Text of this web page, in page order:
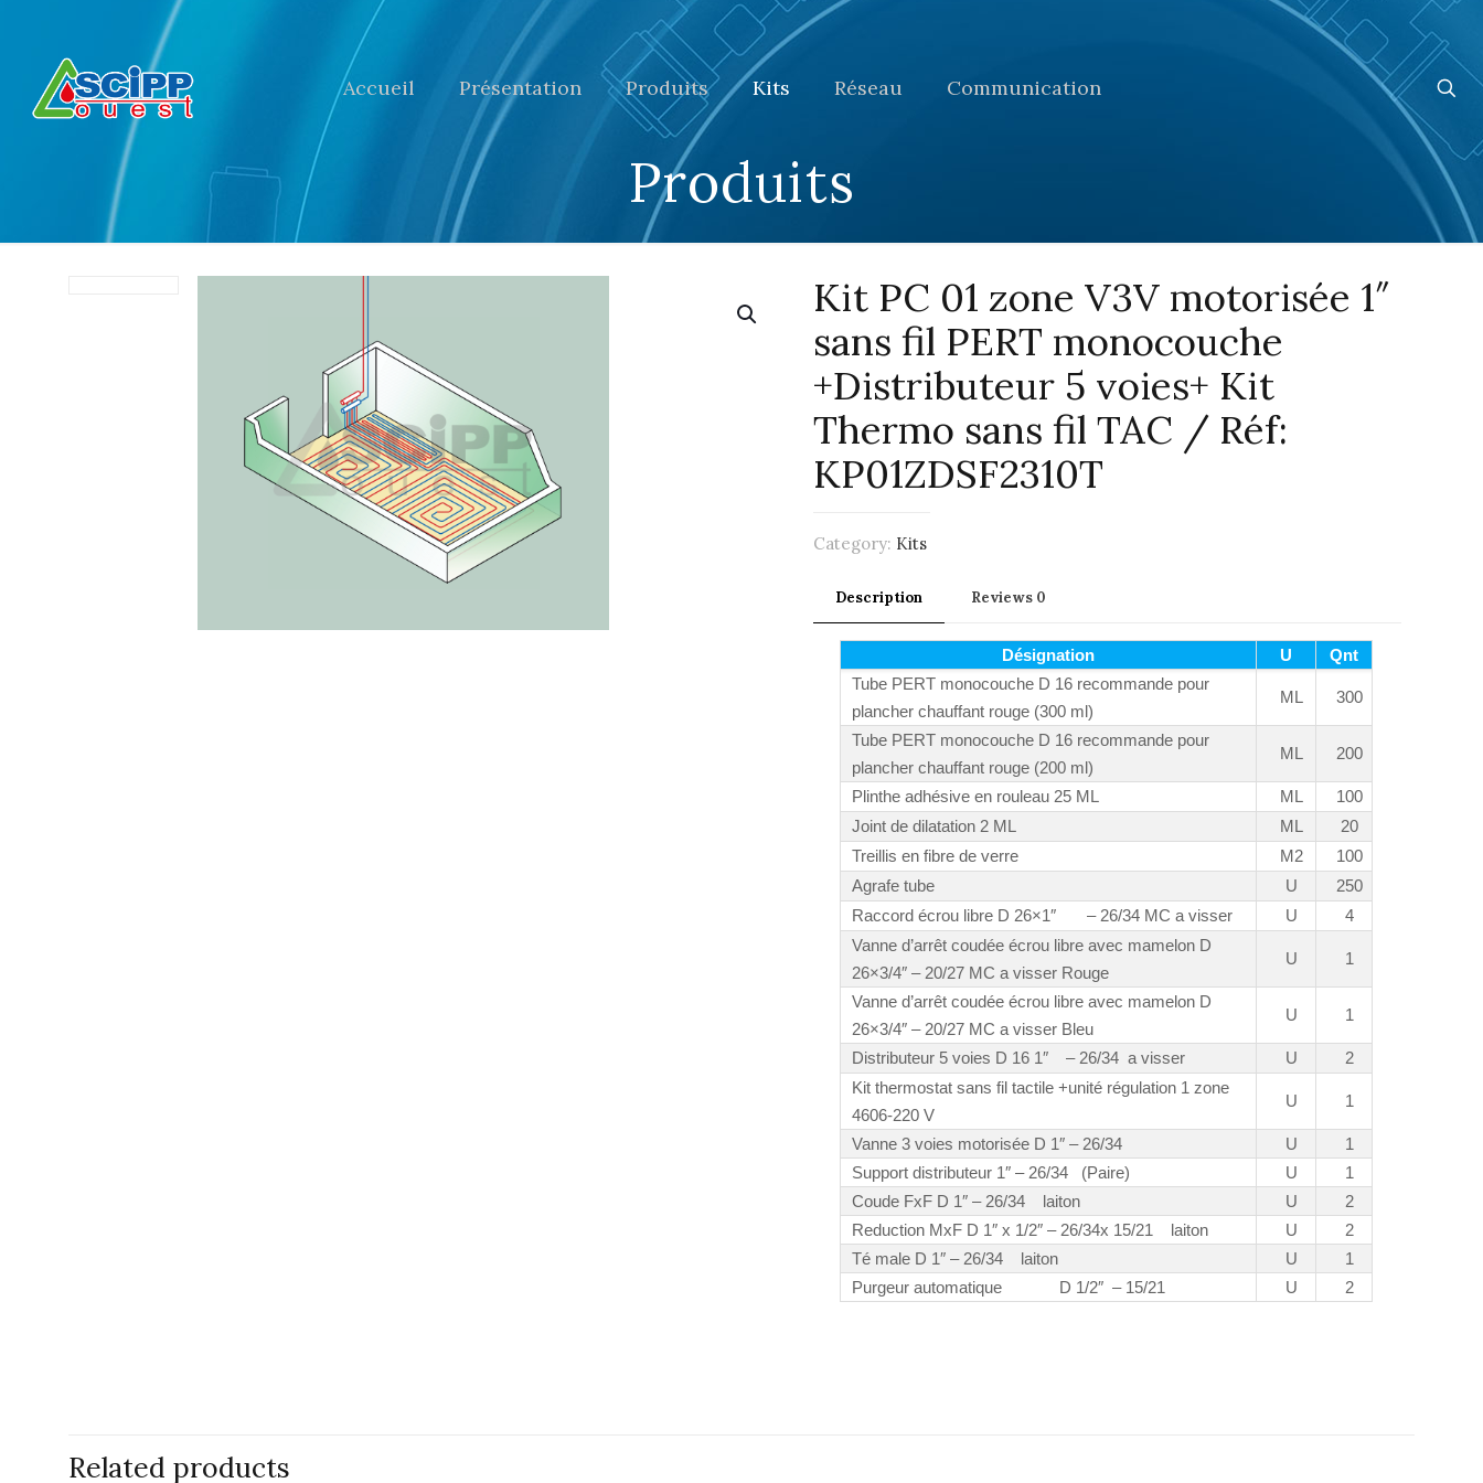
Accueil Présentation Produits Kits Réseau Communication
Produits
Kit PC 01 zone V3V motorisée 1″
sans fil PERT monocouche
+Distributeur 5 voies+ Kit
Thermo sans fil TAC / Réf:
KP01ZDSF2310T
Category: Kits
Description Reviews 0
Désignation U
Qnt
Tube PERT monocouche D 16 recommande pour
plancher chauffant rouge (300 ml)
ML 300
Tube PERT monocouche D 16 recommande pour
plancher chauffant rouge (200 ml)
ML 200
Plinthe adhésive en rouleau 25 ML ML
100
Joint de dilatation 2 ML
ML
20
Treillis en fibre de verre
M2
100
Agrafe tube
U
250
Raccord écrou libre D 26×1″ – 26/34 MC a visser
U
4
Vanne d’arrêt coudée écrou libre avec mamelon D
26×3/4″ – 20/27 MC a visser Rouge
U 1
Vanne d’arrêt coudée écrou libre avec mamelon D
26×3/4″ – 20/27 MC a visser Bleu
U 1
Distributeur 5 voies D 16 1″ – 26/34 a visser U
2
Kit thermostat sans fil tactile +unité régulation 1 zone
4606-220 V
U 1
Vanne 3 voies motorisée D 1″ – 26/34 U
1
Support distributeur 1″ – 26/34 (Paire)
U
1
Coude FxF D 1″ – 26/34 laiton
U
2
Reduction MxF D 1″ x 1/2″ – 26/34x 15/21 laiton
U
2
Té male D 1″ – 26/34 laiton
U
1
Purgeur automatique D 1/2″ – 15/21
U 2
Related products